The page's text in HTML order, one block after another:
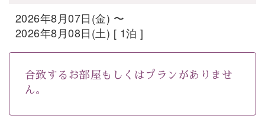
2026年8月07日(金) 〜
2026年8月08日(土) [ 1泊 ]
合致するお部屋もしくはプランがありませ
ん。